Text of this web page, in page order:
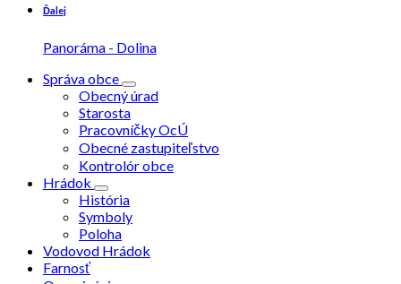
Ďalej
Panoráma - Dolina
Správa obce
Obecný úrad
Starosta
Pracovníčky OcÚ
Obecné zastupiteľstvo
Kontrolór obce
Hrádok
História
Symboly
Poloha
Vodovod Hrádok
Farnosť